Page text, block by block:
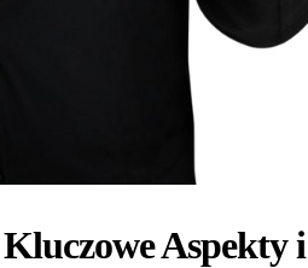
Aspekty